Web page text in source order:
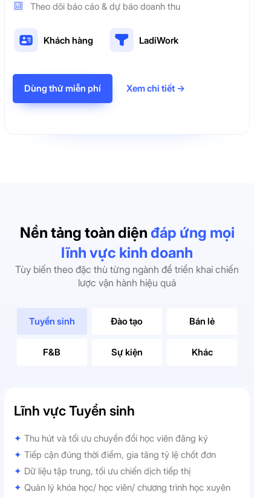
Dùng thử miễn phí Xem chi tiết →
Theo dõi báo cáo & dự báo doanh thu
Khách hàng LadiWork
Tuyển sinh Đào tạo Bán lẻ
F&B Sự kiện Khác
Lĩnh vực Tuyển sinh
✦ Thu hút và tối ưu chuyển đổi học viên đăng ký
✦ Tiếp cận đúng thời điểm, gia tăng tỷ lệ chốt đơn
✦ Dữ liệu tập trung, tối ưu chiến dịch tiếp thị
✦ Quản lý khóa học/ học viên/ chương trình học xuyên
Nền tảng toàn diện đáp ứng mọi
lĩnh vực kinh doanh
Tùy biến theo đặc thù từng ngành để triển khai chiến
lược vận hành hiệu quả